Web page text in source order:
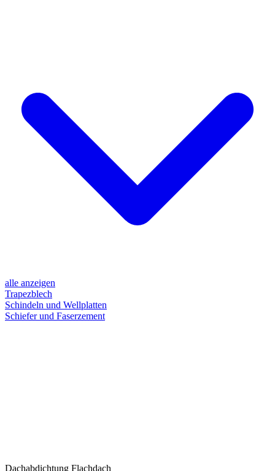
alle anzeigen
Trapezblech
Schindeln und Wellplatten
Schiefer und Faserzement
Dachabdichtung Flachdach